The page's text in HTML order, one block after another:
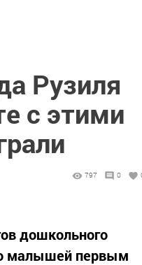
Рузиля
с этими
797 0
дошкольного
малышей первым